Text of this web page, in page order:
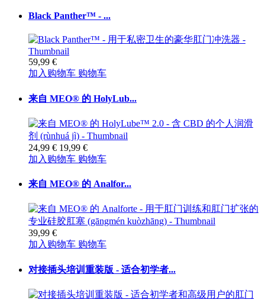
Black Panther™ - ...
59,99 €
加入购物车 购物车
来自 MEO® 的 HolyLub...
24,99 € 19,99 €
加入购物车 购物车
来自 MEO® 的 Analfor...
39,99 €
加入购物车 购物车
对接插头培训重装版 - 适合初学者...